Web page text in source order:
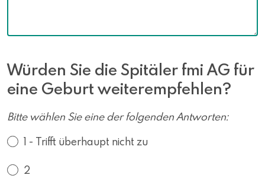
Würden Sie die Spitäler fmi AG für
eine Geburt weiterempfehlen?
Bitte wählen Sie eine der folgenden Antworten:
1 - Trifft überhaupt nicht zu
2